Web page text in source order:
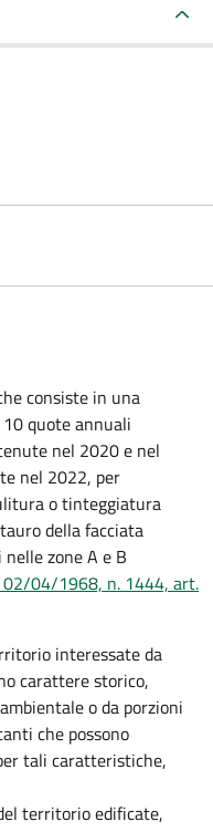
consiste in una
quote annuali
nel 2020 e nel
nel 2022, per
o tinteggiatura
della facciata
zone A e B
04/1968, n. 1444, art.
interessate da
carattere storico,
o da porzioni
che possono
tali caratteristiche,
territorio edificate,